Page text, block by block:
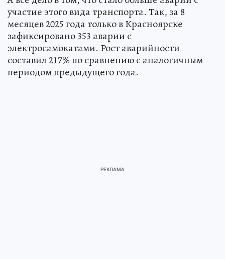
участие этого вида транспорта. Так, за 8
месяцев 2025 года только в Красноярске
зафиксировано 353 аварии с
электросамокатами. Рост аварийности
составил 217% по сравнению с аналогичным
периодом предыдущего года.